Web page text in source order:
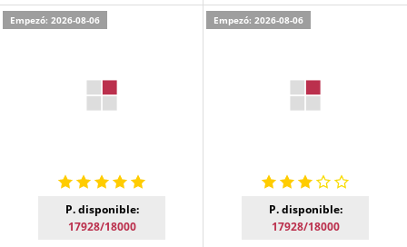
Empezó: 2026-08-06
P. disponible:
17928/18000
Empezó: 2026-08-06
P. disponible:
17928/18000